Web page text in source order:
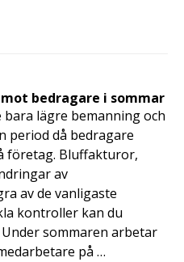
bedragare i sommar
lägre bemanning och
period då bedragare
företag. Bluffakturor,
av
av de vanligaste
kontroller kan du
sommaren arbetar
på …